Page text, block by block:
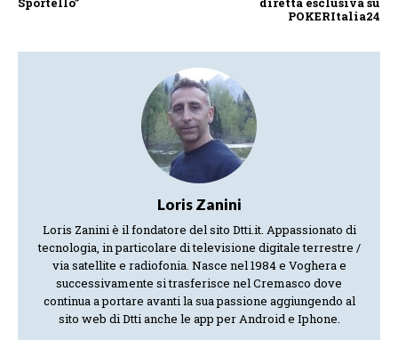
POKERItalia24
Loris Zanini
Loris Zanini è il fondatore del sito Dtti.it. Appassionato di
tecnologia, in particolare di televisione digitale terrestre /
via satellite e radiofonia. Nasce nel 1984 e Voghera e
successivamente si trasferisce nel Cremasco dove
continua a portare avanti la sua passione aggiungendo al
sito web di Dtti anche le app per Android e Iphone.